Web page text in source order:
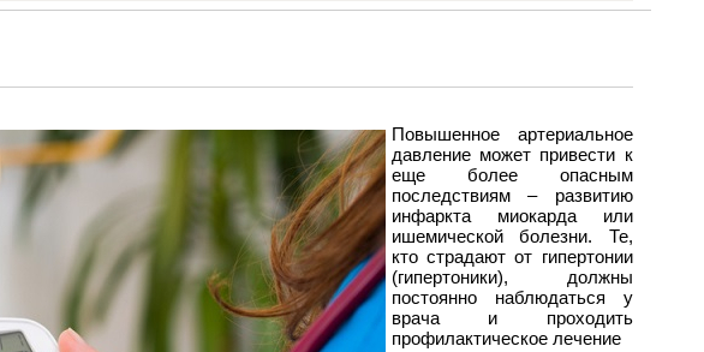
Повышенное артериальное
давление может привести к
еще более опасным
последствиям – развитию
инфаркта миокарда или
ишемической болезни. Те,
кто страдают от гипертонии
(гипертоники), должны
постоянно наблюдаться у
врача и проходить
профилактическое лечение